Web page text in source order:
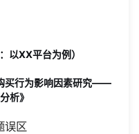
以XX平台为例）
买行为影响因素研究——
析》
误区